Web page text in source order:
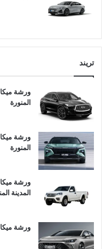
تريند
ورشة
المنورة
ورشة
المنورة
ورشة
المدينة
ورشة